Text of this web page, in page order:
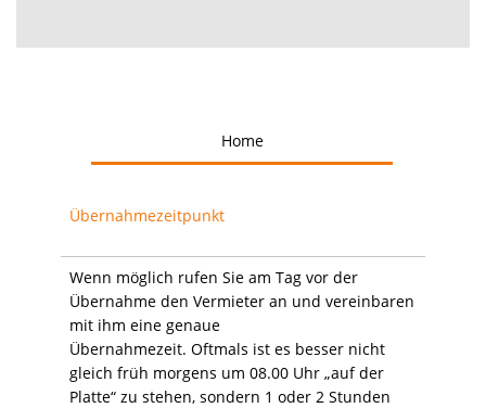
Home
Übernahmezeitpunkt
Wenn möglich rufen Sie am Tag vor der
Übernahme den Vermieter an und vereinbaren
mit ihm eine genaue
Übernahmezeit. Oftmals ist es besser nicht
gleich früh morgens um 08.00 Uhr „auf der
Platte“ zu stehen, sondern 1 oder 2 Stunden